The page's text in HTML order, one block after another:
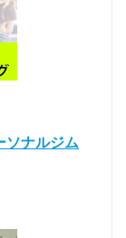
ソナルジム